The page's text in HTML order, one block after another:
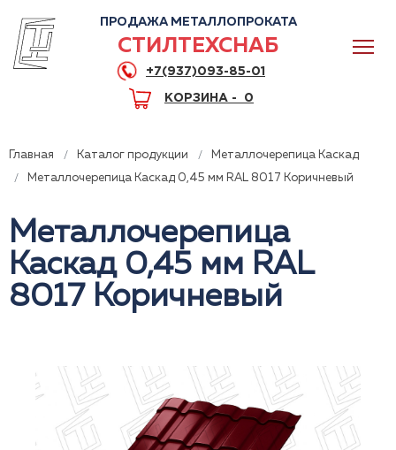
Горячая линия
ПРОДАЖА МЕТАЛЛОПРОКАТА
СТИЛТЕХСНАБ
+7(937)093-85-01
КОРЗИНА - 0
Главная Каталог продукции
Металлочерепица Каскад
Металлочерепица Каскад 0,45 мм RAL 8017 Коричневый
Металлочерепица
Каскад 0,45 мм RAL
8017 Коричневый